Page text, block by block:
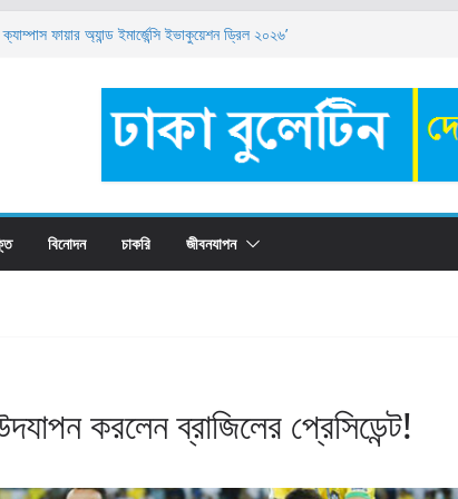
বিজ্ঞপ্তি ২০২৬
নিয়োগ ২০২৬: যোগ্যতা, বেতন ও আবেদন পদ্ধতি
বিনোদন চাকরি জীবনযাপন
করলেন ব্রাজিলের প্রেসিডেন্ট!